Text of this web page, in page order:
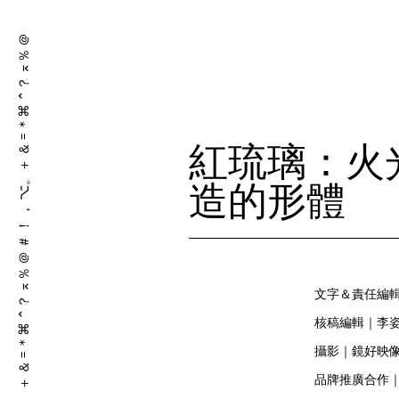
＋ ＆ = ＊⌘ ⌃？ ⌅％ ＠ ＃ ！ ， ⌥。＋ ＆ = ＊⌘ ⌃？ ⌅％ ＠ ＃ ！ ， ⌥。 紅琉璃：火
造的形體
文字＆責任編
核稿編輯｜李
攝影｜鏡好映
品牌推廣合作